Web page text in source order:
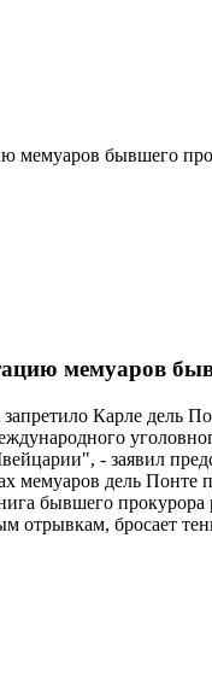
мемуаров бывшего
мемуаров
Карле дель
- заявил
мемуаров дель Понте
бывшего
отрывкам, бросает